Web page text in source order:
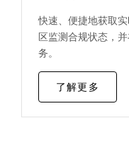
快速、便捷地获取
区监测合规状态，
务。
了解更多